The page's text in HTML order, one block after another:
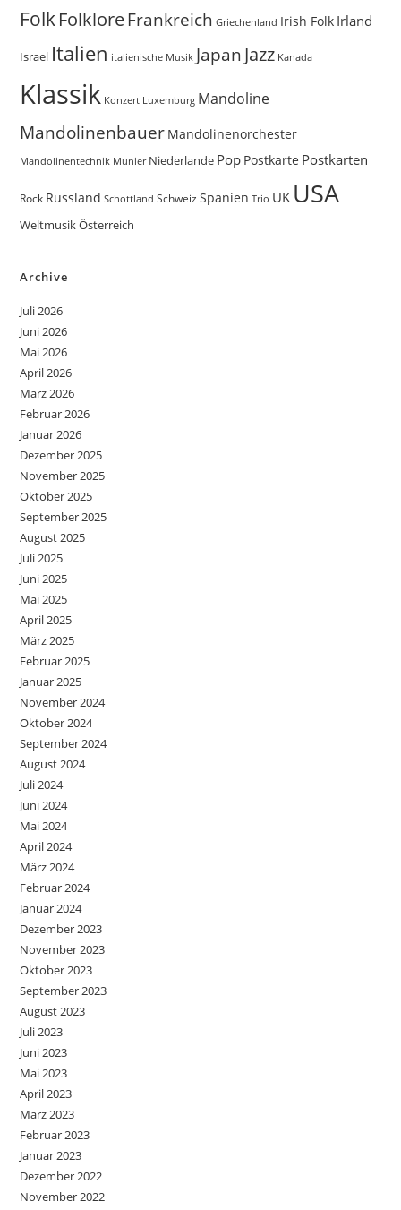
FolkFolkloreFrankreich Griechenland Irish Folk Irland
Israel Italien italienische Musik JapanJazz Kanada
Klassik Konzert Luxemburg Mandoline
Mandolinenbauer Mandolinenorchester
Mandolinentechnik Munier Niederlande Pop Postkarte Postkarten
Rock Russland Schottland Schweiz Spanien Trio UK USA
WeltmusikÖsterreich
Archive
Juli 2026
Juni 2026
Mai 2026
April 2026
März 2026
Februar 2026
Januar 2026
Dezember 2025
November 2025
Oktober 2025
September 2025
August 2025
Juli 2025
Juni 2025
Mai 2025
April 2025
März 2025
Februar 2025
Januar 2025
November 2024
Oktober 2024
September 2024
August 2024
Juli 2024
Juni 2024
Mai 2024
April 2024
März 2024
Februar 2024
Januar 2024
Dezember 2023
November 2023
Oktober 2023
September 2023
August 2023
Juli 2023
Juni 2023
Mai 2023
April 2023
März 2023
Februar 2023
Januar 2023
Dezember 2022
November 2022